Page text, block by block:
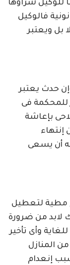
للوكيل شراؤها
فالوكيل
بل ويعتبر
حدث يعتبر
للمحكمة فى
بإعاشة
إنتهاء
له أن يسعى
مطية لتعطيل
لابد من ضرورة
وأى تأخير
المنازل
إنعدام